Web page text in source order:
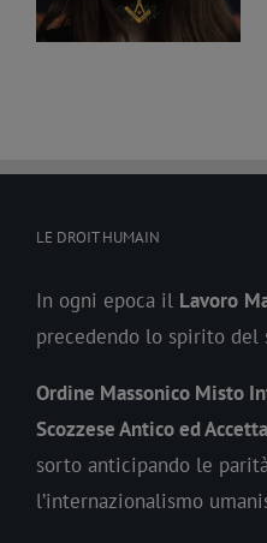
L’esperienza di Nadia
LE DROIT HUMAIN
In ogni epoca il Lavoro
precedendo lo spirito del
Ordine Massonico Misto
Scozzese Antico ed
sorto anticipando le
l’internazionalismo